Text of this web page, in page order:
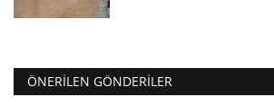
ÖNERILEN GÖNDERILER